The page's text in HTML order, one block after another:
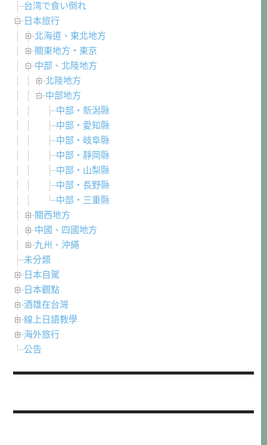
台湾で食い倒れ
日本旅行
北海道、東北地方
關東地方・東京
中部、北陸地方
北陸地方
中部地方
中部・新潟縣
中部・愛知縣
中部・岐阜縣
中部・靜岡縣
中部・山梨縣
中部・長野縣
中部・三重縣
關西地方
中國、四國地方
九州、沖繩
未分類
日本自駕
日本觀點
酒雄在台灣
線上日語教學
海外旅行
公告